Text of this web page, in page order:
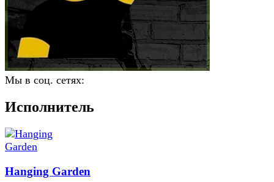
Мы в соц. сетях:
Исполнитель
Hanging Garden